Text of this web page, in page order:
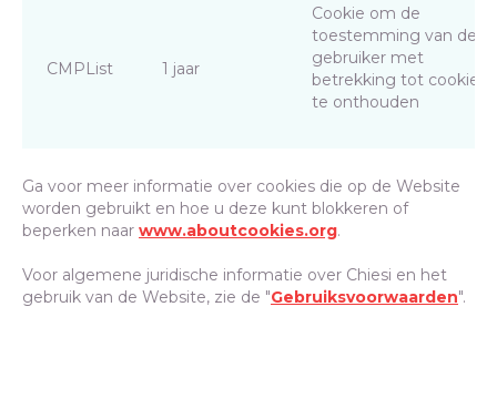
CMPList 1 jaar
Cookie om de
toestemming van de
gebruiker met
betrekking tot cookies
te onthouden
Ga voor meer informatie over cookies die op de Website
worden gebruikt en hoe u deze kunt blokkeren of
beperken naar www.aboutcookies.org.
Voor algemene juridische informatie over Chiesi en het
gebruik van de Website, zie de "Gebruiksvoorwaarden".